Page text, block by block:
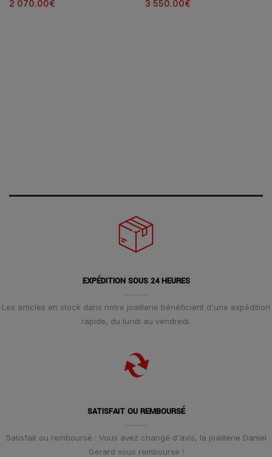
2 070.00€ 3 550.00€
EXPÉDITION SOUS 24 HEURES
Les articles en stock dans notre joaillerie bénéficient d'une expédition
rapide, du lundi au vendredi.
SATISFAIT OU REMBOURSÉ
Satisfait ou remboursé : Vous avez changé d'avis, la joaillerie Daniel
Gerard vous rembourse !